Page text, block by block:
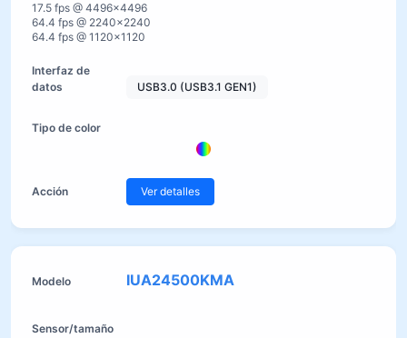
17.5 fps @ 4496×4496
64.4 fps @ 2240×2240
64.4 fps @ 1120×1120
USB3.0 (USB3.1 GEN1)
Ver detalles
IUA24500KMA